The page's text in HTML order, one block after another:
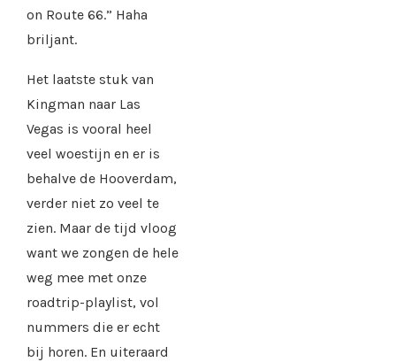
on Route 66.” Haha
briljant.
Het laatste stuk van
Kingman naar Las
Vegas is vooral heel
veel woestijn en er is
behalve de Hooverdam,
verder niet zo veel te
zien. Maar de tijd vloog
want we zongen de hele
weg mee met onze
roadtrip-playlist, vol
nummers die er echt
bij horen. En uiteraard